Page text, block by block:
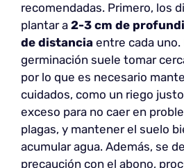
recomendadas. Primero, los
plantar a 2-3 cm de
de distancia entre cada uno.
germinación suele tomar
por lo que es necesario
cuidados, como un riego
exceso para no caer en
plagas, y mantener el suelo
acumular agua. Además, se
precaución con el abono,